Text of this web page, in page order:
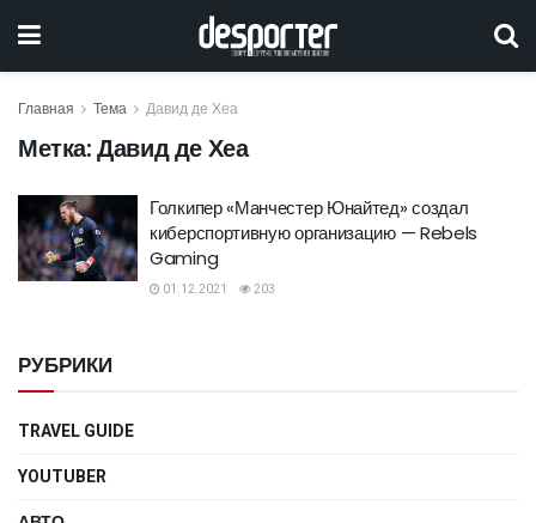
Главная Тема Давид де Хеа
Метка:Давид де Хеа
Голкипер «Манчестер Юнайтед» создал
киберспортивную организацию — Rebels
Gaming
01.12.2021 203
РУБРИКИ
TRAVEL GUIDE
YOUTUBER